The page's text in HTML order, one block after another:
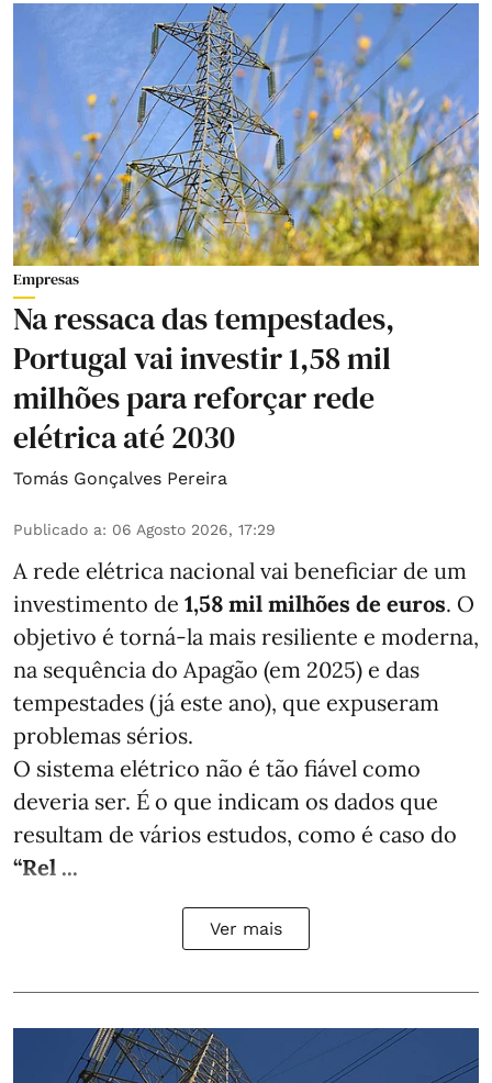
Empresas
Na ressaca das tempestades,
Portugal vai investir 1,58 mil
milhões para reforçar rede
elétrica até 2030
Tomás Gonçalves Pereira
Publicado a: 06 Agosto 2026, 17:29
A rede elétrica nacional vai beneficiar de um
investimento de 1,58 mil milhões de euros. O
objetivo é torná-la mais resiliente e moderna,
na sequência do Apagão (em 2025) e das
tempestades (já este ano), que expuseram
problemas sérios.
O sistema elétrico não é tão fiável como
deveria ser. É o que indicam os dados que
resultam de vários estudos, como é caso do
“Rel ...
Ver mais